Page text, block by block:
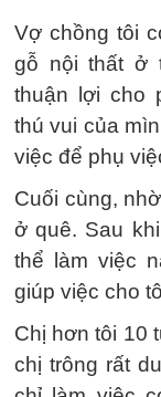
Vợ chồng tôi
gỗ nội thất ở
thuận lợi cho
thú vui của
việc để phụ
Cuối cùng,
ở quê. Sau
thể làm việc
giúp việc cho
Chị hơn tôi 10
chị trông rất